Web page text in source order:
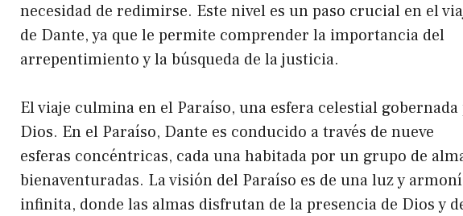
necesidad de redimirse. Este nivel es un paso crucial en el
de Dante, ya que le permite comprender la importancia del
arrepentimiento y la búsqueda de la justicia.
El viaje culmina en el Paraíso, una esfera celestial gobernada
Dios. En el Paraíso, Dante es conducido a través de nueve
esferas concéntricas, cada una habitada por un grupo de
bienaventuradas. La visión del Paraíso es de una luz y
infinita, donde las almas disfrutan de la presencia de Dios y